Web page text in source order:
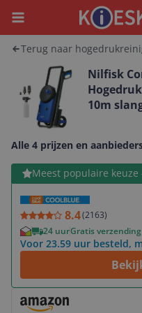
Menu
Terug naar
Nilfisk
10m
Alle 4 prijzen en
Meest populaire keuze
8.4(2163)
24 uurGratis verzending
Voor 23.59 uur besteld,
Bekijk product
Bekijk product